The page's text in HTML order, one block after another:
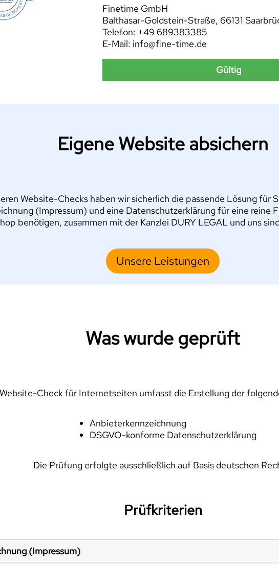
Finetime GmbH
Balthasar-Goldstein-Straße, 66131
Telefon: +49 689383385
E-Mail: info@fine-time.de
Gültig
Eigene Website absichern
Website-Checks haben wir sicherlich die passende Lösung für
(Impressum) und eine Datenschutzerklärung für eine reine
benötigen, zusammen mit der Kanzlei DURY LEGAL und uns
Unsere Leistungen
Was wurde geprüft
Check für Internetseiten umfasst die Erstellung der
Anbieterkennzeichnung
DSGVO-konforme Datenschutzerklärung
Die Prüfung erfolgte ausschließlich auf Basis deutschen
Prüfkriterien
(Impressum)